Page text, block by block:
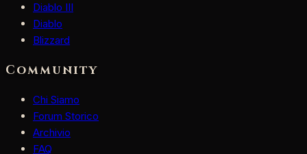
Diablo III
Diablo
Blizzard
Community
Chi Siamo
Forum Storico
Archivio
FAQ